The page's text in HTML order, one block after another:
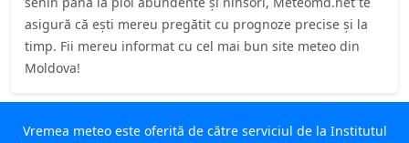
asigură că ești mereu pregătit cu prognoze precise și la
timp. Fii mereu informat cu cel mai bun site meteo din
Moldova!
Vremea meteo este oferită de către serviciul de la Institutul